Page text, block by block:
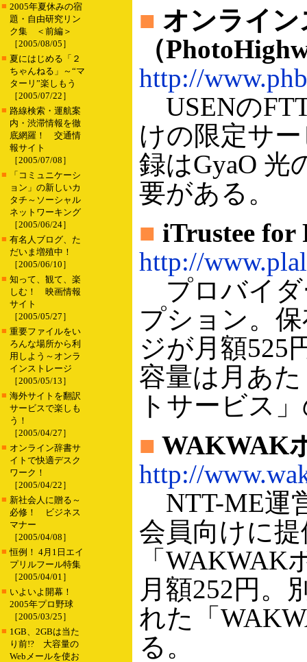
■ 2005年夏休みの宿
題・自由研究リン
ク集 ＜前編＞
［2005/08/05］
■ 夏にはじめる「２
ちゃんねる」～“マ
ターリ”楽しもう
［2005/07/22］
■ 路線検索・運航案
内・渋滞情報を徹
底網羅！ 交通情
報サイト
［2005/07/08］
■
「コミュニケーシ
ョン」の新しいカ
タチ～ソーシャル
ネットワーキング
［2005/06/24］
■ 有名人ブログ、た
だいま増殖中！
［2005/06/10］
■ 知って、観て、楽
しむ！ 映画情報
サイト
［2005/05/27］
■ 重要ファイルをい
ろんな場所から利
用しよう～オンラ
インストレージ
［2005/05/13］
■ 海外サイトを翻訳
サービスで楽しも
う！
［2005/04/27］
■ オンライン辞書サ
イトで快適デスク
ワーク！
［2005/04/22］
■ 新社会人に贈る～
必修！ ビジネス
マナー
［2005/04/08］
■ 恒例！ 4月1日エイ
プリルフール特集
［2005/04/01］
■ いよいよ開幕！
2005年プロ野球
［2005/03/25］
■ 1GB、2GBは当た
り前!? 大容量の
Webメールを使お
■ オンライ
（
http://
USENの
けの限定サ
録はGyaO 光
要がある。
■ iTrustee for
http://
プロバイダ
プション。
ジが月額525
容量は月あ
トサービス
■ WAKWAK
http://
NTT-ME運
会員向けに
「
月額252円。
れた「
る。